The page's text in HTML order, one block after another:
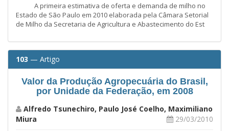
A primeira estimativa de oferta e demanda de milho no
Estado de São Paulo em 2010 elaborada pela Câmara Setorial
de Milho da Secretaria de Agricultura e Abastecimento do Est
103 — Artigo
Valor da Produção Agropecuária do Brasil,
por Unidade da Federação, em 2008
Alfredo Tsunechiro, Paulo José Coelho, Maximiliano
Miura
29/03/2010